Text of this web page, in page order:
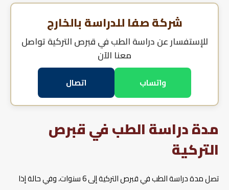
شركة صفا للدراسة بالخارج
للإستفسار عندراسة الطب في قبرص التركية تواصل
معنا الآن
واتساب اتصال
مدة دراسة الطب في قبرص
التركية
تصل مدة دراسة الطب في قبرص التركية إلى 6 سنوات، وفي حالة إذا